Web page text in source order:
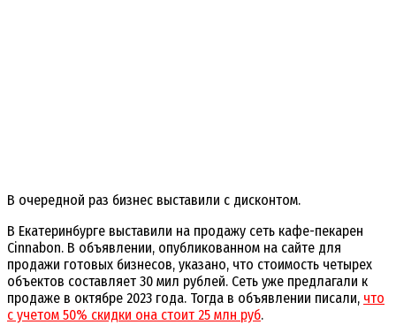
В очередной раз бизнес выставили с дисконтом.
В Екатеринбурге выставили на продажу сеть кафе-пекарен
Cinnabon. В объявлении, опубликованном на сайте для
продажи готовых бизнесов, указано, что стоимость четырех
объектов составляет 30 мил рублей. Сеть уже предлагали к
продаже в октябре 2023 года. Тогда в объявлении писали, что
с учетом 50% скидки она стоит 25 млн руб.